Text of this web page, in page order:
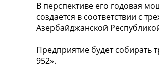
В перспективе его годовая
создается в соответствии с
Азербайджанской
Предприятие будет собирать
952».